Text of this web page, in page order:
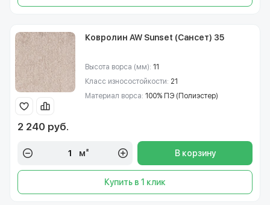
Ковролин AW Sunset (Сансет) 35
Высота ворса (мм): 11
Класс износостойкости: 21
Материал ворса: 100% ПЭ (Полиэстер)
2 240 руб.
м² В корзину
Купить в 1 клик